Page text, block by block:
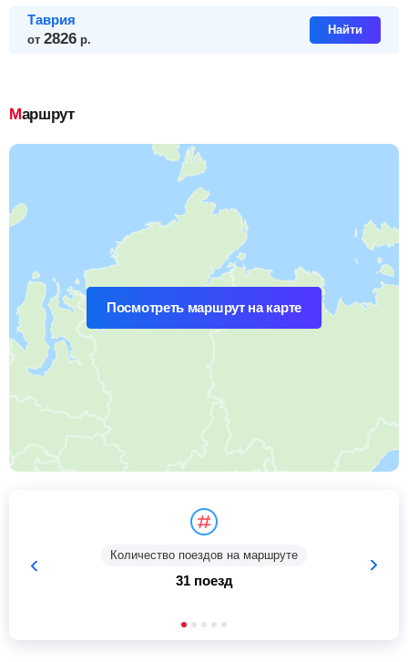
Таврия
от 2826 р.
Найти
Маршрут
Посмотреть маршрут на карте
Количество поездов на маршруте
31 поезд